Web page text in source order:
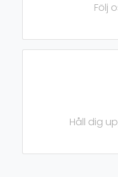
Följ
Håll dig